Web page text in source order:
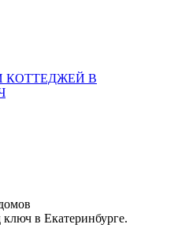
КОТТЕДЖЕЙ В
ключ в Екатеринбурге.